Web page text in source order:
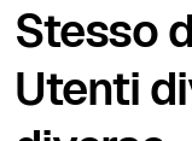
Stesso
Utenti